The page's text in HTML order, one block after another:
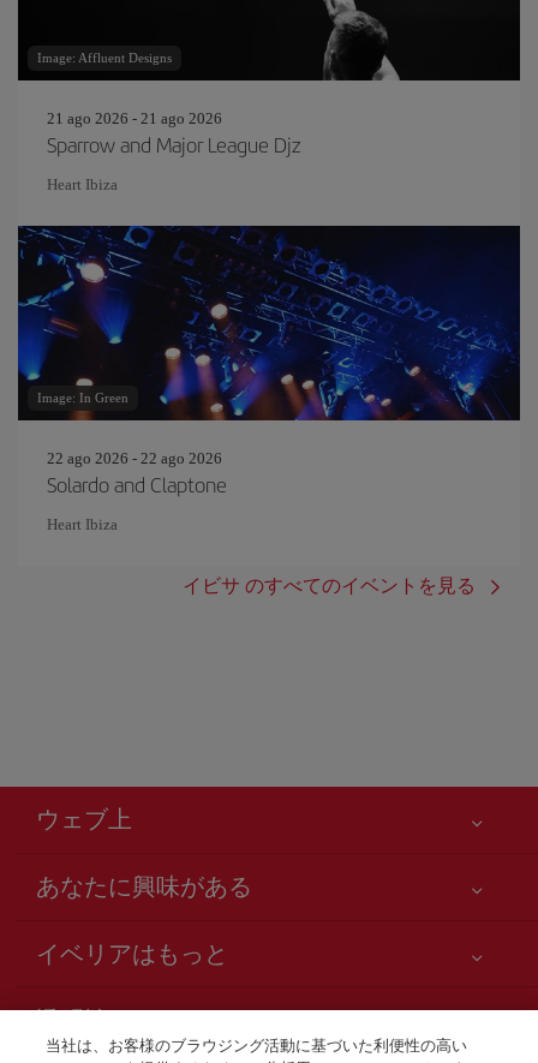
Image: Affluent Designs
21 ago 2026 - 21 ago 2026
Sparrow and Major League Djz
Heart Ibiza
Image: In Green
22 ago 2026 - 22 ago 2026
Solardo and Claptone
Heart Ibiza
イビサ のすべてのイベントを見る
ウェブ上
あなたに興味がある
アクセシビリティの宣言
サービスのお約束
Iberia.com サイトマップ
イベリアはもっと
イベリアグループ
透明性
当社は、お客様のブラウジング活動に基づいた利便性の高い